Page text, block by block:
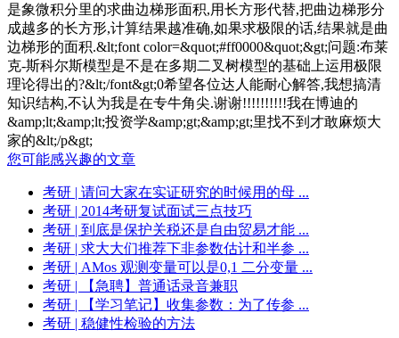
是象微积分里的求曲边梯形面积,用长方形代替,把曲边梯形分
成越多的长方形,计算结果越准确,如果求极限的话,结果就是曲
边梯形的面积.&lt;font color=&quot;#ff0000&quot;&gt;问题:布莱
克-斯科尔斯模型是不是在多期二叉树模型的基础上运用极限
理论得出的?&lt;/font&gt;0希望各位达人能耐心解答,我想搞清
知识结构,不认为我是在专牛角尖.谢谢!!!!!!!!!!我在博迪的
&amp;lt;&amp;lt;投资学&amp;gt;&amp;gt;里找不到才敢麻烦大
家的&lt;/p&gt;
您可能感兴趣的文章
考研 | 请问大家在实证研究的时候用的母 ...
考研 | 2014考研复试面试三点技巧
考研 | 到底是保护关税还是自由贸易才能 ...
考研 | 求大大们推荐下非参数估计和半参 ...
考研 | AMos 观测变量可以是0,1 二分变量 ...
考研 | 【急聘】普通话录音兼职
考研 | 【学习笔记】收集参数：为了传参 ...
考研 | 稳健性检验的方法